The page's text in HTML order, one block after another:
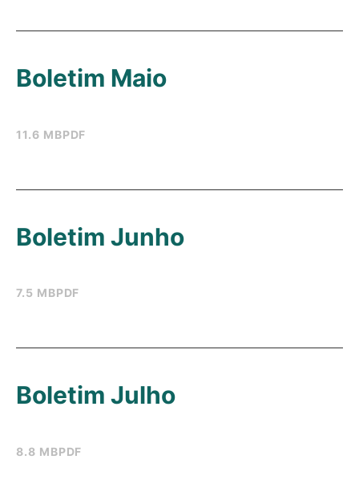
11.6 MBPDF
Boletim Maio
7.5 MBPDF
Boletim Junho
8.8 MBPDF
Boletim Julho